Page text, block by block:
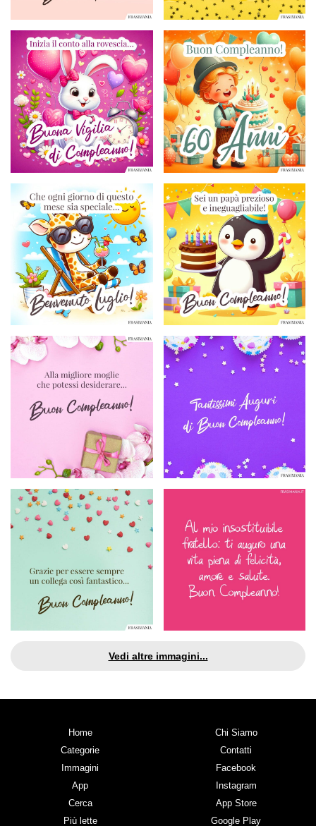
Vedi altre immagini...
Home
Categorie
Immagini
App
Cerca
Più lette
Chi Siamo
Contatti
Facebook
Instagram
App Store
Google Play